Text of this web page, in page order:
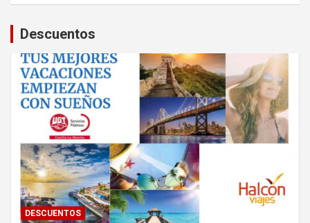
Descuentos
DESCUENTOS